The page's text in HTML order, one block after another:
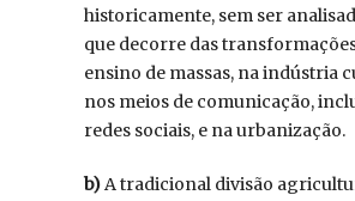
historicamente, sem ser
que decorre das
ensino de massas, na indústria
nos meios de comunicação,
redes sociais, e na urbanização.
b)A tradicional divisão